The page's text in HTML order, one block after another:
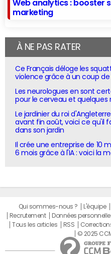
Web analytics : booster
marketing
À NE PAS RATER
Ce Français déloge les
violence grâce à un coup
Les neurologues en sont
pour le cerveau et quelques
Le jardinier du roi
avant fin août, voici ce qu'il
dans son jardin
Il crée une entreprise de 10
6 mois grâce à l'IA : voici la
Qui sommes-nous ? L'équipe
Recrutement
Données
Tous les articles
RSS
© 2025